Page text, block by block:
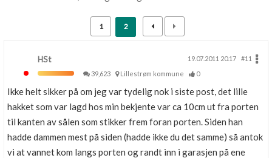
Skaff dokumentasjon som mangler
Kundeservice
Få svar på det du lurer på
Kom i gang med Boligmappa
Se din bolig? Klikk her
1 2
HSt 19.07.2011 20.17
#11
39,623
Lillestrøm kommune 0
Ikke helt sikker på om jeg var tydelig nok i siste post, det lille
hakket som var lagd hos min bekjente var ca 10cm ut fra porten
til kanten av sålen som stikker frem foran porten. Siden han
hadde dammen mest på siden (hadde ikke du det samme) så antok
vi at vannet kom langs porten og randt inn i garasjen på ene